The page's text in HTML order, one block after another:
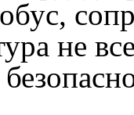
не